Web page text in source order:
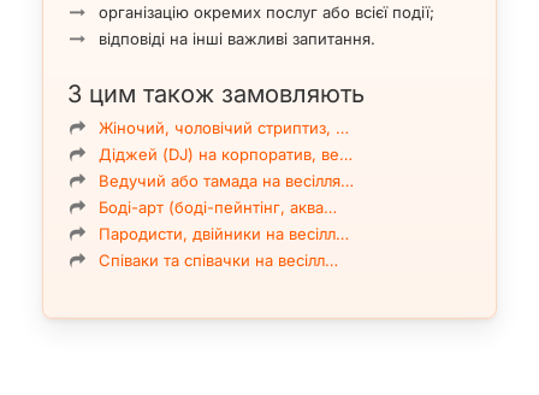
організацію окремих послуг або всієї події;
відповіді на інші важливі запитання.
З цим також замовляють
Жіночий, чоловічий стриптиз, …
Діджей (DJ) на корпоратив, ве…
Ведучий або тамада на весілля…
Боді-арт (боді-пейнтінг, аква…
Пародисти, двійники на весілл…
Співаки та співачки на весілл…